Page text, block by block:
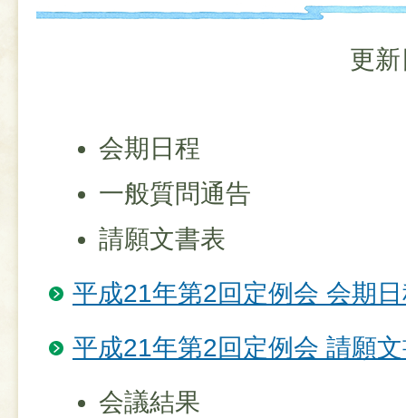
更
会期日程
一般質問通告
請願文書表
平成21年第2回定例会 会期
平成21年第2回定例会 請願
会議結果